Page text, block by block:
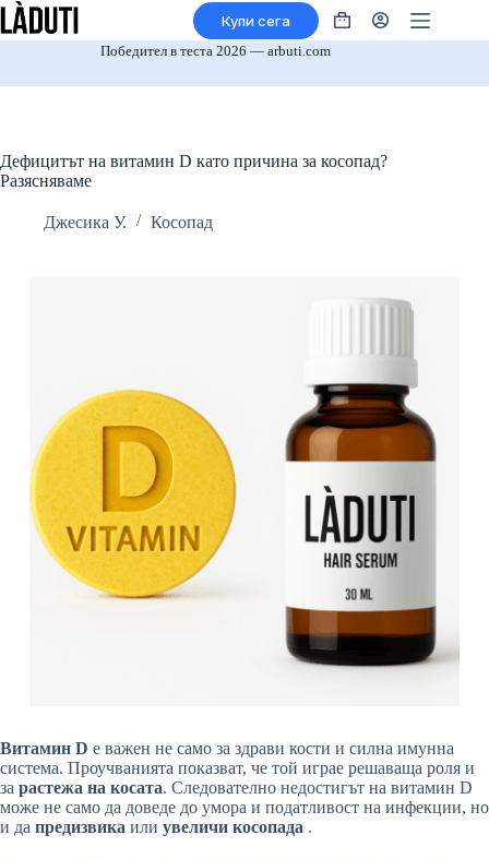
Преминаване
към
съдържанието
Купи сега
Кошница
Победител в теста 2026 — arbuti.com
Дефицитът на витамин D като причина за косопад?
Разясняваме
Джесика У. Косопад
Витамин D е важен не само за здрави кости и силна имунна
система. Проучванията показват, че той играе решаваща роля и
за растежа на косата. Следователно недостигът на витамин D
може не само да доведе до умора и податливост на инфекции, но
и да предизвика или увеличи косопада .